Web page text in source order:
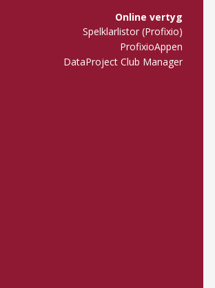
Online vertyg
Spelklarlistor (Profixio)
ProfixioAppen
DataProject Club Manager